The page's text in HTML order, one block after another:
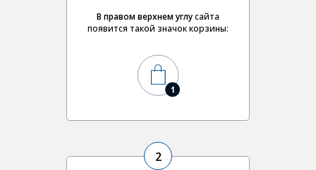
2
В правом верхнем углусайта
появится такой значок корзины: